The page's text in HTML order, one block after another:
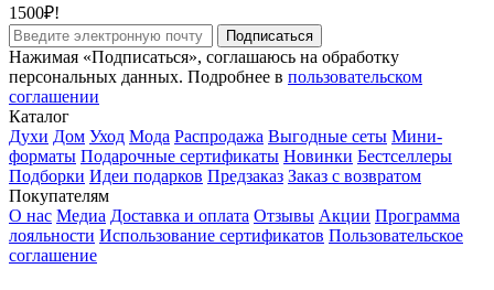
1500₽!
Подписаться
Нажимая «Подписаться», соглашаюсь на обработку
персональных данных. Подробнее в пользовательском
соглашении
Каталог
Духи Дом Уход Мода Распродажа Выгодные сеты Мини-
форматы Подарочные сертификаты Новинки Бестселлеры
Подборки Идеи подарков Предзаказ Заказ с возвратом
Покупателям
О нас Медиа Доставка и оплата Отзывы Акции Программа
лояльности Использование сертификатов Пользовательское
соглашение